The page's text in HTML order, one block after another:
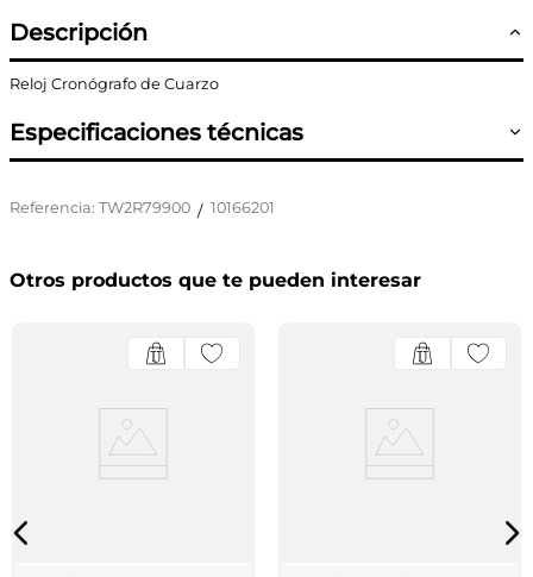
Descripción
Reloj Cronógrafo de Cuarzo
Especificaciones técnicas
Referencia: TW2R79900 / 10166201
Otros productos que te pueden interesar